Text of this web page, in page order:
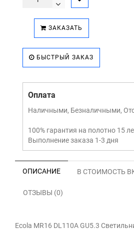
ЗАКАЗАТЬ
БЫСТРЫЙ ЗАКАЗ
Оплата
Наличными, Безналичными,
100% гарантия на полотно 15
Выполнение заказа 1-3 дня
ОПИСАНИЕ В СТОИМОСТЬ
ОТЗЫВЫ (0)
Ecola MR16 DL110А GU5.3